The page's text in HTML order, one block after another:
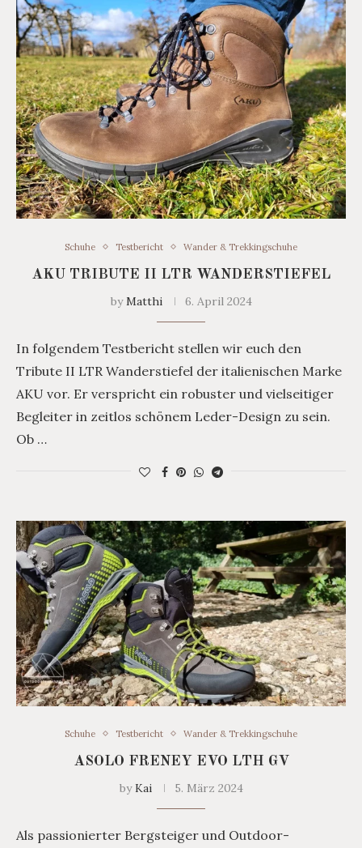
Schuhe Testbericht Wander & Trekkingschuhe
AKU TRIBUTE II LTR WANDERSTIEFEL
by Matthi 6. April 2024
In folgendem Testbericht stellen wir euch den
Tribute II LTR Wanderstiefel der italienischen Marke
AKU vor. Er verspricht ein robuster und vielseitiger
Begleiter in zeitlos schönem Leder-Design zu sein.
Ob …
Schuhe Testbericht Wander & Trekkingschuhe
ASOLO FRENEY EVO LTH GV
byKai 5. März 2024
Als passionierter Bergsteiger und Outdoor-